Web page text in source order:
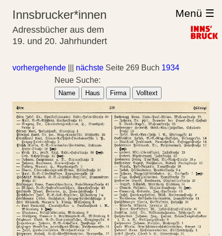
Innsbrucker*innen
Adressbücher aus dem
19. und 20. Jahrhundert
Menü ☰
vorhergehende nächste Seite 269 Buch 1934
Neue Suche:
Name Haus Firma Volltext